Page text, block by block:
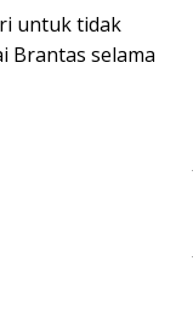
untuk tidak
Brantas selama